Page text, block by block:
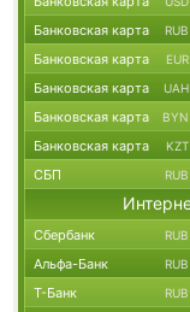
Банковская карта RUB
Банковская карта EUR
Банковская карта UAH
Банковская карта BYN
Банковская карта KZT
СБП RUB
Сбербанк RUB
Альфа-Банк RUB
Т-Банк RUB